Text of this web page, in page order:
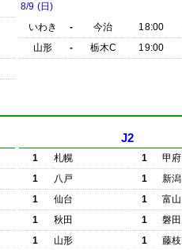
8/9 (日)
いわき
- 今治 18:00
山形
- 栃木C 19:00
J2
1 札幌 1
甲府
1
八戸 1
新潟
1
仙台 1
富山
1
秋田 1
磐田
1
山形 1
藤枝